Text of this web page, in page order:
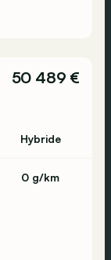
50 489 €
Hybride
0 g/km